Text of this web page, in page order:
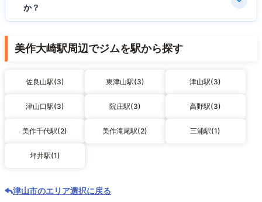
か？
美作大崎駅周辺でジムを駅から探す
佐良山駅(3) 東津山駅(3) 津山駅(3)
津山口駅(3) 院庄駅(3) 高野駅(3)
美作千代駅(2) 美作滝尾駅(2) 三浦駅(1)
坪井駅(1)
津山市のエリア選択に戻る